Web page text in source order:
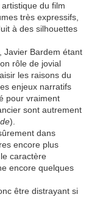
du film
très expressifs,
à des silhouettes
Javier Bardem étant
rôle de jovial
les raisons du
enjeux narratifs
pour vraiment
sont autrement
).
dans
encore plus
caractère
encore quelques
être distrayant si